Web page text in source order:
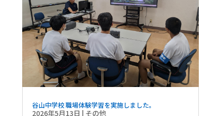
谷山中学校 職場体験学習を実施しました。
2026年5月13日 | その他